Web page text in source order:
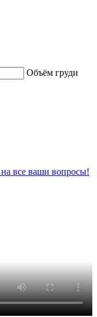
Объём груди
все ваши вопросы!